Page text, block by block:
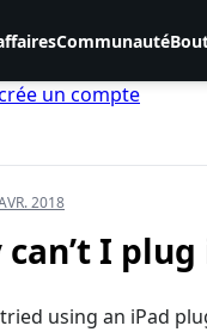
Communauté
un compte
2018
can’t I
using an iPad